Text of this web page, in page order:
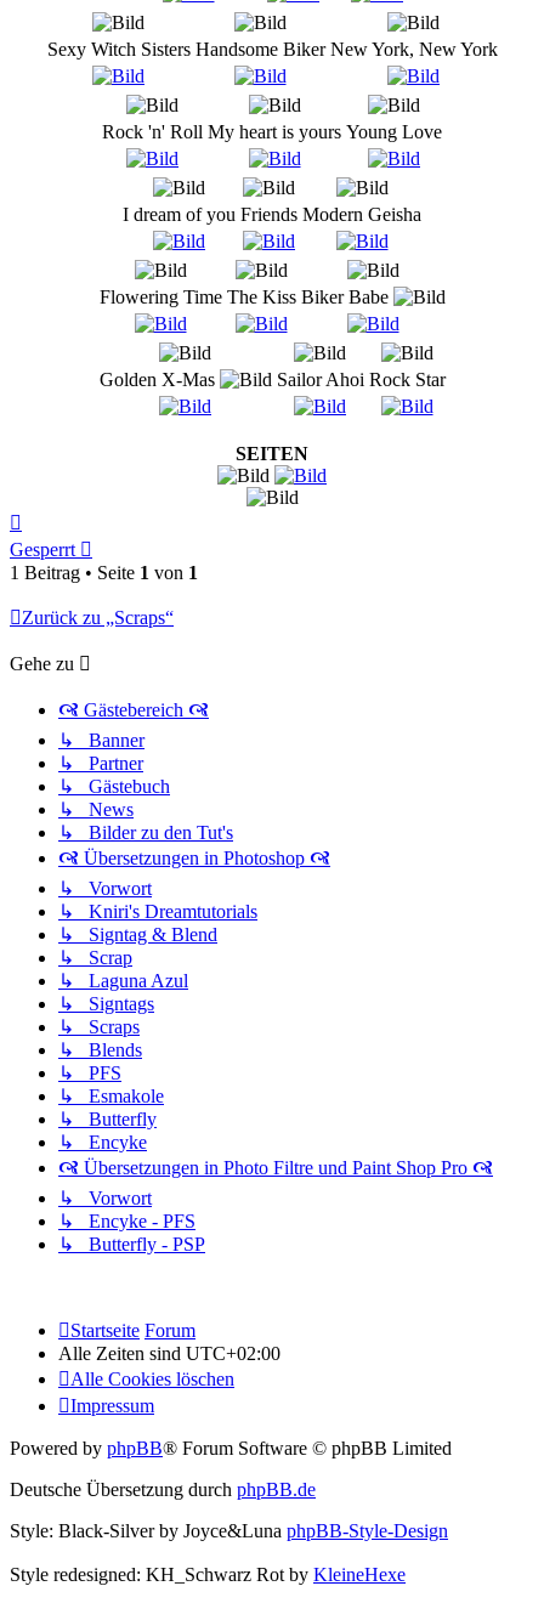
Sexy Witch Sisters Handsome Biker New York, New York
Rock 'n' Roll My heart is yours Young Love
I dream of you Friends Modern Geisha
Flowering Time The Kiss Biker Babe
Golden X-Mas Sailor Ahoi Rock Star
SEITEN
oben
Gesperrt
1 Beitrag • Seite 1 von 1
Zurück zu „Scraps“
Gehe zu
🙧 Gästebereich 🙧
↳ Banner
↳ Partner
↳ Gästebuch
↳ News
↳ Bilder zu den Tut's
🙧 Übersetzungen in Photoshop 🙧
↳ Vorwort
↳ Kniri's Dreamtutorials
↳ Signtag & Blend
↳ Scrap
↳ Laguna Azul
↳ Signtags
↳ Scraps
↳ Blends
↳ PFS
↳ Esmakole
↳ Butterfly
↳ Encyke
🙧 Übersetzungen in Photo Filtre und Paint Shop Pro 🙧
↳ Vorwort
↳ Encyke - PFS
↳ Butterfly - PSP
Startseite Forum
Alle Zeiten sind UTC+02:00
Alle Cookies löschen
Impressum
Powered by phpBB® Forum Software © phpBB Limited
Deutsche Übersetzung durch phpBB.de
Style: Black-Silver by Joyce&Luna phpBB-Style-Design
Style redesigned: KH_Schwarz Rot by KleineHexe